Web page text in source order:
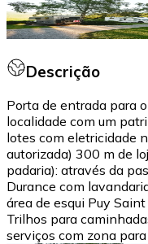
Descrição
Porta de entrada para
localidade com um
lotes com eletricidade
autorizada) 300 m de
padaria): através da
Durance com
área de esqui Puy
Trilhos para
serviços com zona